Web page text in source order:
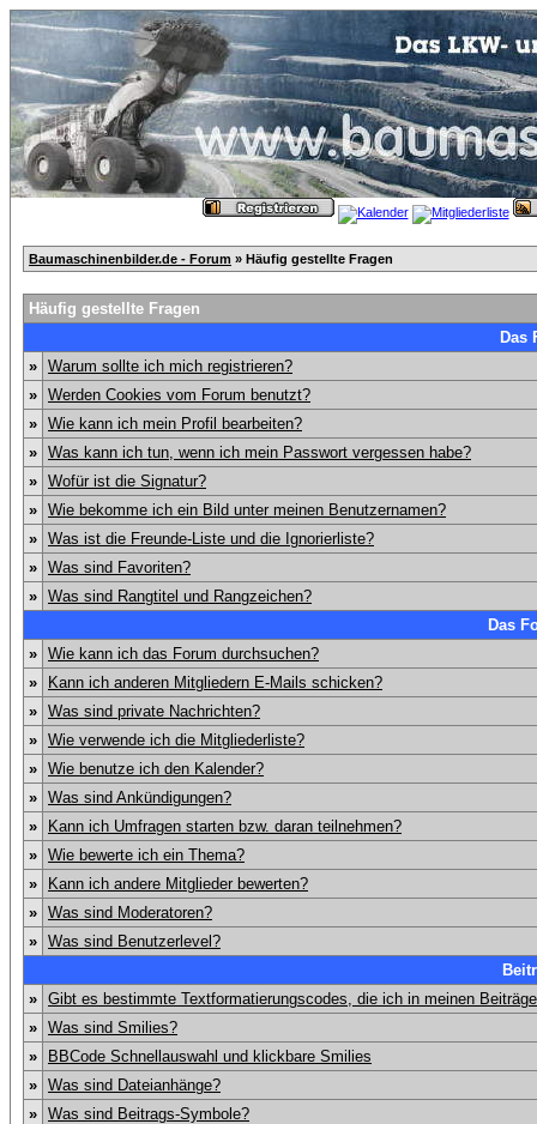
Baumaschinenbilder.de - Forum » Häufig gestellte Fragen
Häufig gestellte Fragen
Das
» Warum sollte ich mich registrieren?
» Werden Cookies vom Forum benutzt?
» Wie kann ich mein Profil bearbeiten?
» Was kann ich tun, wenn ich mein Passwort vergessen habe?
» Wofür ist die Signatur?
» Wie bekomme ich ein Bild unter meinen Benutzernamen?
» Was ist die Freunde-Liste und die Ignorierliste?
» Was sind Favoriten?
» Was sind Rangtitel und Rangzeichen?
Das
» Wie kann ich das Forum durchsuchen?
»
Kann ich anderen Mitgliedern E-Mails schicken?
» Was sind private Nachrichten?
» Wie verwende ich die Mitgliederliste?
» Wie benutze ich den Kalender?
» Was sind Ankündigungen?
»
Kann ich Umfragen starten bzw. daran teilnehmen?
» Wie bewerte ich ein Thema?
»
Kann ich andere Mitglieder bewerten?
» Was sind Moderatoren?
» Was sind Benutzerlevel?
» Gibt es bestimmte Textformatierungscodes, die ich in meinen
» Was sind Smilies?
»
BBCode Schnellauswahl und klickbare Smilies
» Was sind Dateianhänge?
» Was sind Beitrags-Symbole?